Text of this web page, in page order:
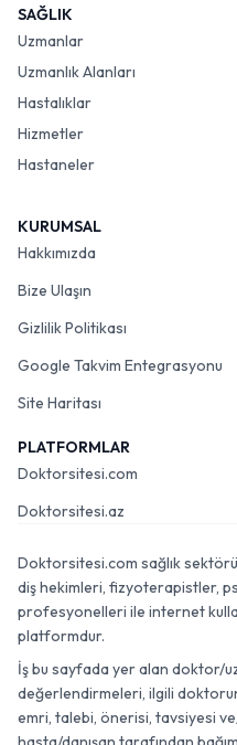
SAĞLIK
Uzmanlar
Uzmanlık Alanları
Hastalıklar
Hizmetler
Hastaneler
KURUMSAL
Hakkımızda
Bize Ulaşın
Gizlilik Politikası
Google Takvim Entegrasyonu
Site Haritası
PLATFORMLAR
Doktorsitesi.com
Doktorsitesi.az
Doktorsitesi.com sağlık
diş hekimleri, fizyoterapistler,
profesyonelleri ile internet
platformdur.
İş bu sayfada yer alan doktor/
değerlendirmeleri, ilgili
emri, talebi, önerisi, tavsiyesi